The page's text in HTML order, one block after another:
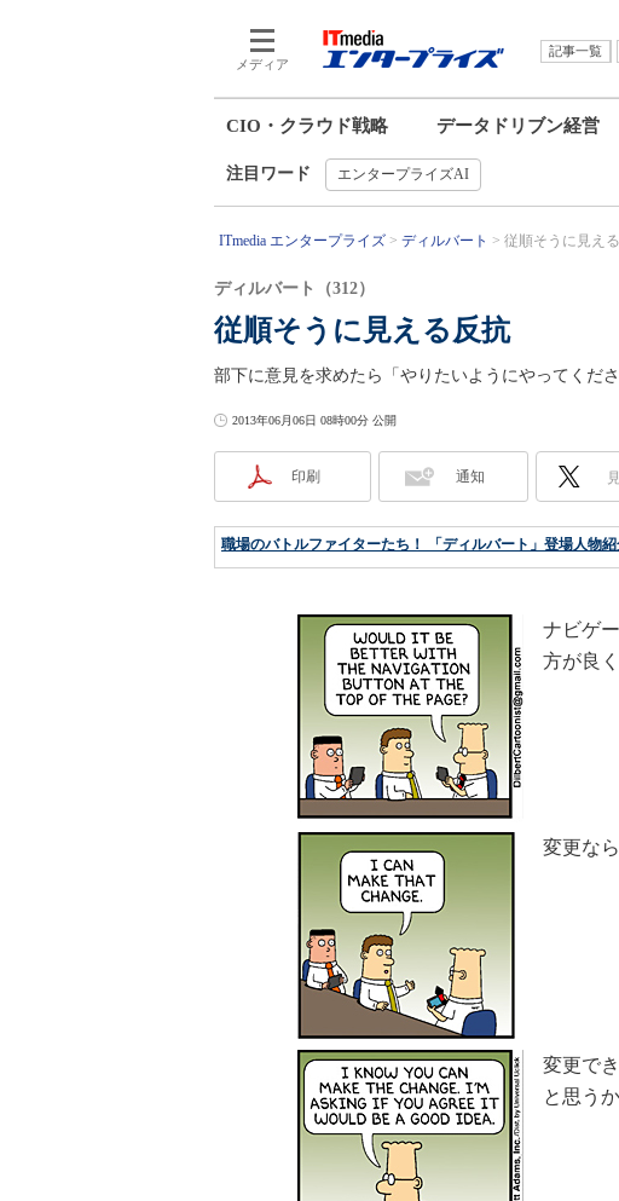
メディア
記事一覧
CIO・クラウド戦略 データドリブン経営
注目ワード エンタープライズAI
ITmedia エンタープライズ ディルバート 従順そうに見え
従順そうに見える反抗
ディルバート（312）
部下に意見を求めたら「やりたいようにやってくだ
2013年06月06日 08時00分 公開
印刷 通知
職場のバトルファイターたち！ 「ディルバート」登場人物
ナビゲ
方が良
変更な
変更で
と思う